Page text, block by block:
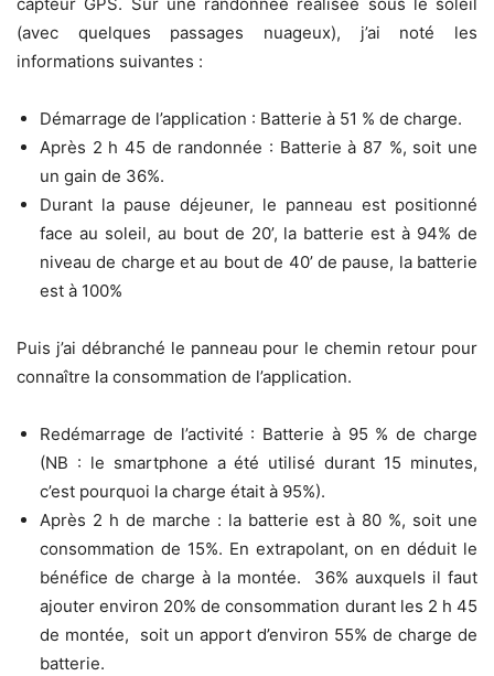
(avec quelques passages nuageux), j’ai noté les
informations suivantes :
Démarrage de l’application : Batterie à 51 % de charge.
Après 2 h 45 de randonnée : Batterie à 87 %, soit une
un gain de 36%.
Durant la pause déjeuner, le panneau est positionné
face au soleil, au bout de 20’, la batterie est à 94% de
niveau de charge et au bout de 40’ de pause, la batterie
est à 100%
Puis j’ai débranché le panneau pour le chemin retour pour
connaître la consommation de l’application.
Redémarrage de l’activité : Batterie à 95 % de charge
(NB : le smartphone a été utilisé durant 15 minutes,
c’est pourquoi la charge était à 95%).
Après 2 h de marche : la batterie est à 80 %, soit une
consommation de 15%. En extrapolant, on en déduit le
bénéfice de charge à la montée. 36% auxquels il faut
ajouter environ 20% de consommation durant les 2 h 45
de montée, soit un apport d’environ 55% de charge de
batterie.